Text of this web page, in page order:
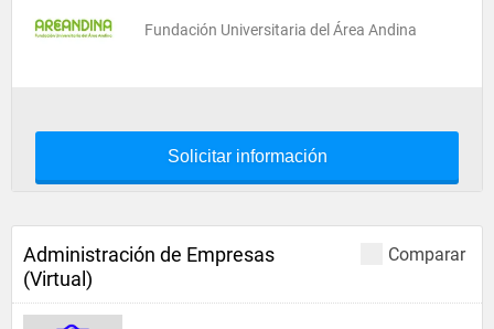
Fundación Universitaria del Área Andina
Solicitar información
Comparar
Administración de Empresas
(Virtual)